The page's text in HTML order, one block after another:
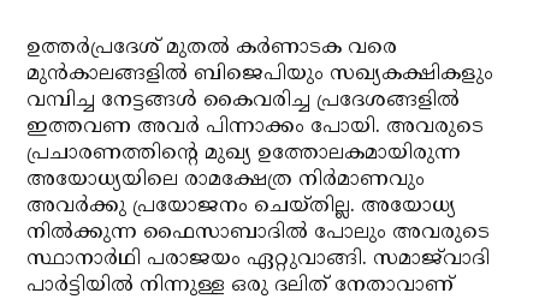
ഉത്തര്‍പ്രദേശ് മുതല്‍ കര്‍ണാടക വരെ
മുന്‍കാലങ്ങളില്‍ ബിജെപിയും സഖ്യകക്ഷികളും
വമ്പിച്ച നേട്ടങ്ങള്‍ കൈവരിച്ച പ്രദേശങ്ങളില്‍
ഇത്തവണ അവര്‍ പിന്നാക്കം പോയി. അവരുടെ
പ്രചാരണത്തിന്റെ മുഖ്യ ഉത്തോലകമായിരുന്ന
അയോധ്യയിലെ രാമക്ഷേത്ര നിര്‍മാണവും
അവര്‍ക്കു പ്രയോജനം ചെയ്തില്ല. അയോധ്യ
നില്‍ക്കുന്ന ഫൈസാബാദില്‍ പോലും അവരുടെ
സ്ഥാനാര്‍ഥി പരാജയം ഏറ്റുവാങ്ങി. സമാജ്‌വാദി
പാര്‍ട്ടിയില്‍ നിന്നുള്ള ഒരു ദലിത് നേതാവാണ്